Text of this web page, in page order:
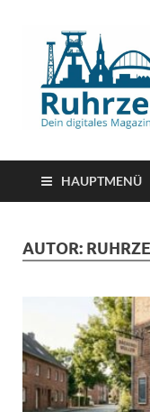
HAUPTMENÜ
AUTOR: